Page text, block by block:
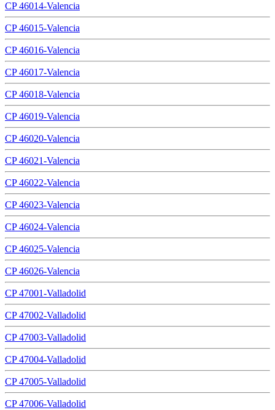
CP 46014-Valencia
CP 46015-Valencia
CP 46016-Valencia
CP 46017-Valencia
CP 46018-Valencia
CP 46019-Valencia
CP 46020-Valencia
CP 46021-Valencia
CP 46022-Valencia
CP 46023-Valencia
CP 46024-Valencia
CP 46025-Valencia
CP 46026-Valencia
CP 47001-Valladolid
CP 47002-Valladolid
CP 47003-Valladolid
CP 47004-Valladolid
CP 47005-Valladolid
CP 47006-Valladolid